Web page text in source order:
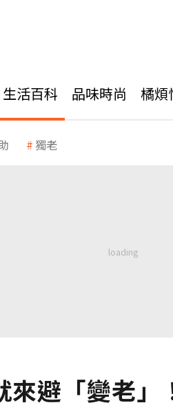
生活百科 品味時尚 橘煩
獨老
來避「變老